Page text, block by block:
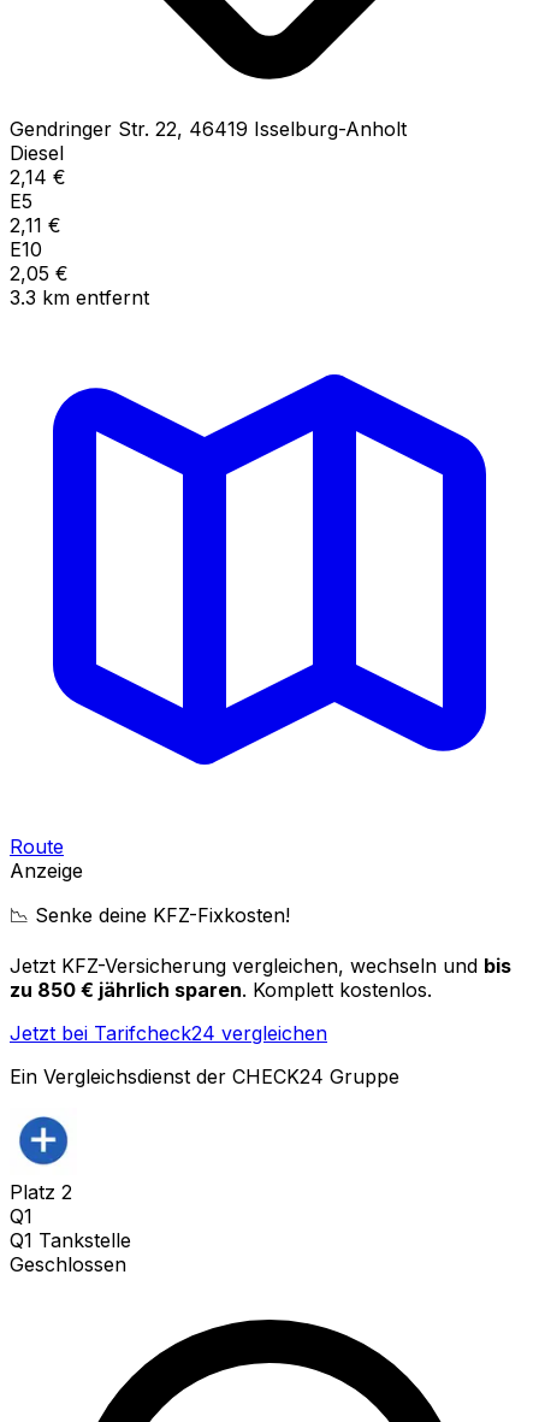
Gendringer Str. 22, 46419 Isselburg-Anholt
Diesel
2,14 €
E5
2,11 €
E10
2,05 €
3.3 km entfernt
Route
Anzeige
📉 Senke deine KFZ-Fixkosten!
Jetzt KFZ-Versicherung vergleichen, wechseln und bis
zu 850 € jährlich sparen. Komplett kostenlos.
Jetzt bei Tarifcheck24 vergleichen
Ein Vergleichsdienst der CHECK24 Gruppe
Platz 2
Q1
Q1 Tankstelle
Geschlossen